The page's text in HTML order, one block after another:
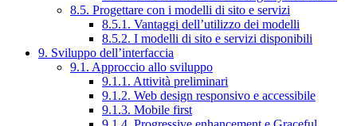
8.5. Progettare con i modelli di sito e servizi
8.5.1. Vantaggi dell’utilizzo dei modelli
8.5.2. I modelli di sito e servizi disponibili
9. Sviluppo dell’interfaccia
9.1. Approccio allo sviluppo
9.1.1. Attività preliminari
9.1.2. Web design responsivo e accessibile
9.1.3. Mobile first